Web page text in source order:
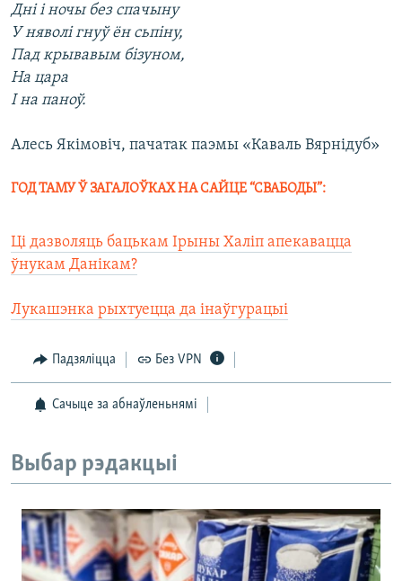
Дні і ночы без спачыну
У няволі гнуў ён сьпіну,
Пад крывавым бізуном,
На цара
І на паноў.
Алесь Якімовіч, пачатак паэмы «Каваль Вярнідуб»
ГОД ТАМУ Ў ЗАГАЛОЎКАХ НА САЙЦЕ “СВАБОДЫ”:
Ці дазволяць бацькам Ірыны Халіп апекавацца
ўнукам Данікам?
Лукашэнка рыхтуецца да інаўгурацыі
Падзяліцца Без VPN
Сачыце за абнаўленьнямі
Выбар рэдакцыі